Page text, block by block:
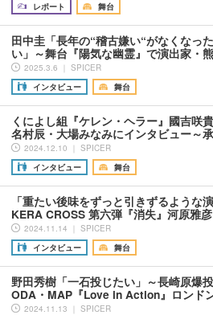
レポート
舞台
田中圭「長年の“稽古嫌い“がなくなっ
い」～舞台『陽気な幽霊』で演出家・
2025.3.6 ｜ SPICER
インタビュー
舞台
くによし組『ケレン・ヘラー』國吉咲
名村辰・大場みなみにインタビュー～
2024.12.10 ｜ SPICER
インタビュー
舞台
「重たい後味をずっと引きずるような
KERA CROSS 第六弾『消失』河原雅
2024.11.14 ｜ SPICER
インタビュー
舞台
野田秀樹「一石投じたい」～長崎原爆
ODA・MAP『Love in Action』ロンド
2024.11.13 ｜ SPICER